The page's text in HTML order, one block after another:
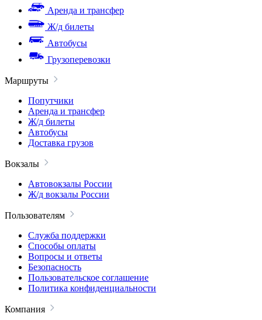
Аренда и трансфер
Ж/д билеты
Автобусы
Грузоперевозки
Маршруты
Попутчики
Аренда и трансфер
Ж/д билеты
Автобусы
Доставка грузов
Вокзалы
Автовокзалы России
Ж/д вокзалы России
Пользователям
Служба поддержки
Способы оплаты
Вопросы и ответы
Безопасность
Пользовательское соглашение
Политика конфиденциальности
Компания